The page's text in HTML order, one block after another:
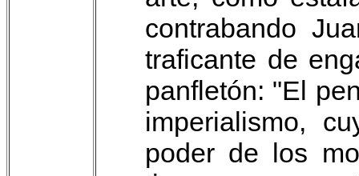
contrabando
traficante de
panfletón: "El
imperialismo,
poder de los